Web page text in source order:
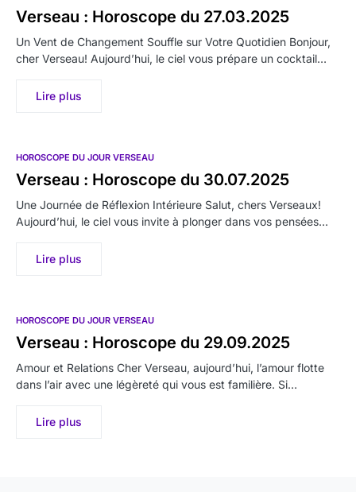
Verseau : Horoscope du 27.03.2025
Un Vent de Changement Souffle sur Votre Quotidien Bonjour,
cher Verseau! Aujourd’hui, le ciel vous prépare un cocktail…
Lire plus
HOROSCOPE DU JOUR VERSEAU
Verseau : Horoscope du 30.07.2025
Une Journée de Réflexion Intérieure Salut, chers Verseaux!
Aujourd’hui, le ciel vous invite à plonger dans vos pensées…
Lire plus
HOROSCOPE DU JOUR VERSEAU
Verseau : Horoscope du 29.09.2025
Amour et Relations Cher Verseau, aujourd’hui, l’amour flotte
dans l’air avec une légèreté qui vous est familière. Si…
Lire plus